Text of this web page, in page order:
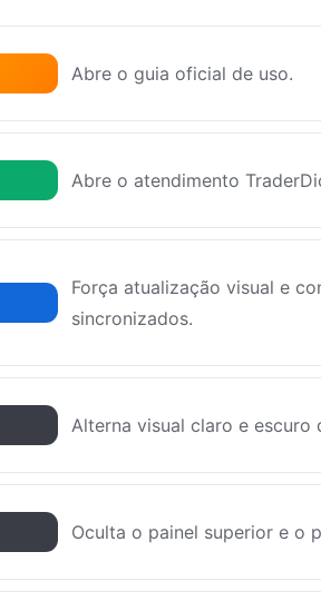
Abre o guia oficial de uso.
Abre o atendimento
Força atualização visual e
sincronizados.
Alterna visual claro e escuro
Oculta o painel superior e o